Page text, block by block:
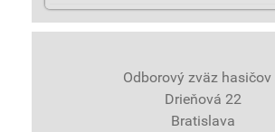
Odborový zväz hasičov
Drieňová 22
Bratislava